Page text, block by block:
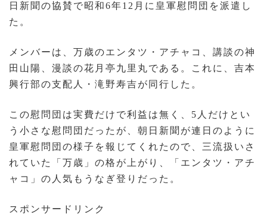
日新聞の協賛で昭和6年12月に皇軍慰問団を派遣し
た。
メンバーは、万歳のエンタツ・アチャコ、講談の神
田山陽、漫談の花月亭九里丸である。これに、吉本
興行部の支配人・滝野寿吉が同行した。
この慰問団は実費だけで利益は無く、5人だけとい
う小さな慰問団だったが、朝日新聞が連日のように
皇軍慰問団の様子を報じてくれたので、三流扱いさ
れていた「万歳」の格が上がり、「エンタツ・アチ
ャコ」の人気もうなぎ登りだった。
スポンサードリンク